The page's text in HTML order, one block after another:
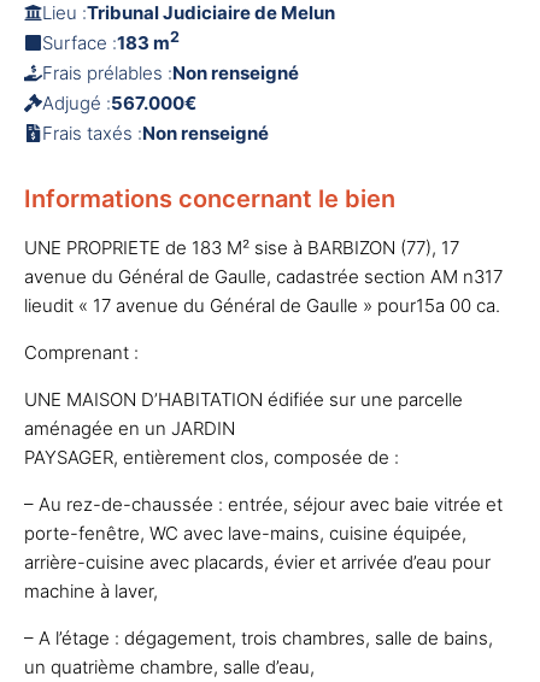
Lieu :Tribunal Judiciaire de Melun
Surface :183 m2
Frais prélables :Non renseigné
Adjugé :567.000€
Frais taxés :Non renseigné
Informations concernant le bien
UNE PROPRIETE de 183 M² sise à BARBIZON (77), 17
avenue du Général de Gaulle, cadastrée section AM n317
lieudit « 17 avenue du Général de Gaulle » pour15a 00 ca.
Comprenant :
UNE MAISON D’HABITATION édifiée sur une parcelle
aménagée en un JARDIN
PAYSAGER, entièrement clos, composée de :
– Au rez-de-chaussée : entrée, séjour avec baie vitrée et
porte-fenêtre, WC avec lave-mains, cuisine équipée,
arrière-cuisine avec placards, évier et arrivée d’eau pour
machine à laver,
– A l’étage : dégagement, trois chambres, salle de bains,
un quatrième chambre, salle d’eau,